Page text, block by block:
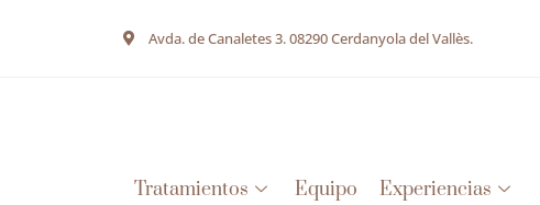
Avda. de Canaletes 3. 08290 Cerdanyola del Vallès.
Tratamientos Equipo Experiencias